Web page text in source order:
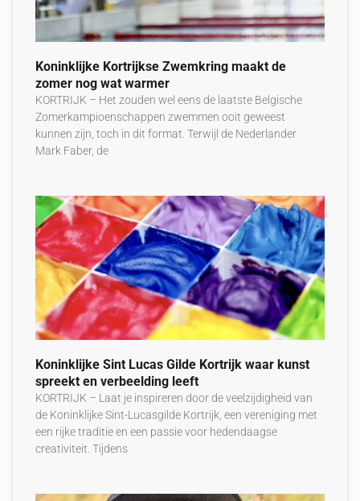
Koninklijke Kortrijkse Zwemkring maakt de
zomer nog wat warmer
KORTRIJK – Het zouden wel eens de laatste Belgische
Zomerkampioenschappen zwemmen ooit geweest
kunnen zijn, toch in dit format. Terwijl de Nederlander
Mark Faber, de
Koninklijke Sint Lucas Gilde Kortrijk waar kunst
spreekt en verbeelding leeft
KORTRIJK – Laat je inspireren door de veelzijdigheid van
de Koninklijke Sint-Lucasgilde Kortrijk, een vereniging met
een rijke traditie en een passie voor hedendaagse
creativiteit. Tijdens